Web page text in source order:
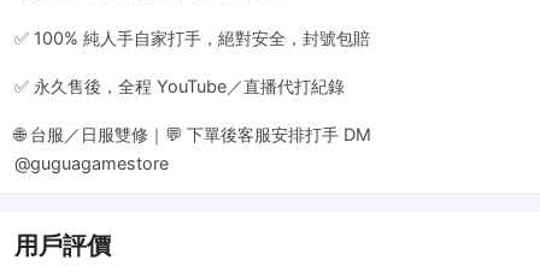
✅ 100% 純人手自家打手，絕對安全，封號包賠
✅ 永久售後，全程 YouTube／直播代打紀錄
🌐 台服／日服雙修｜💬 下單後客服安排打手 DM
@guguagamestore
用戶評價